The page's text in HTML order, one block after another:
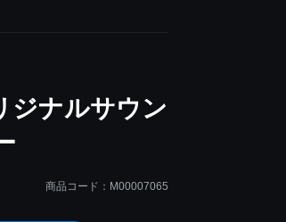
ジナルサウン
商品コード：M00007065